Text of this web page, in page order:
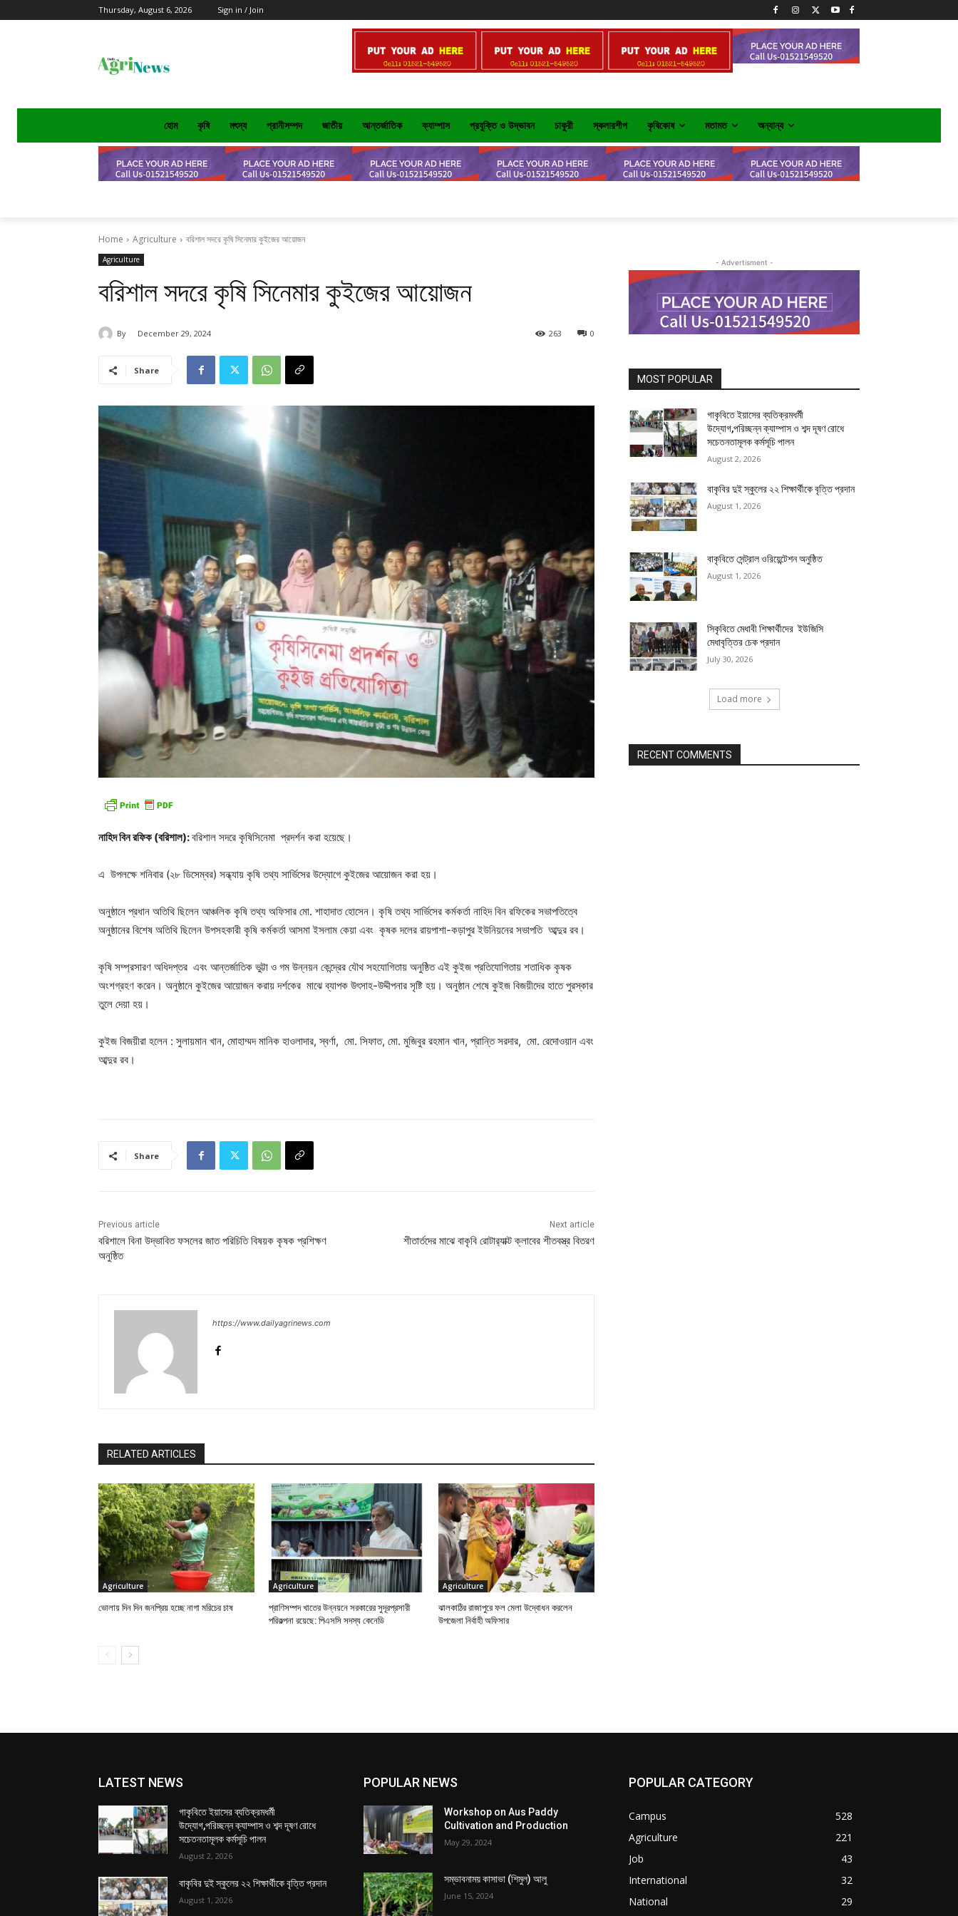
Thursday, August 6, 2026 Sign in / Join
হোম কৃষি মৎস্য প্রানীসম্পদ জাতীয় আন্তর্জাতিক ক্যাম্পাস প্রযুক্তি ও উদ্ভাবন চাকুরী স্কলারশীপ কৃষিকোষ মতামত অন্যান্য
Home Agriculture বরিশাল সদরে কৃষি সিনেমার কুইজের আয়োজন
Agriculture
বরিশাল সদরে কৃষি সিনেমার কুইজের আয়োজন
By December 29, 2024 0
263
Share
নাহিদ বিন রফিক (বরিশাল):বরিশাল সদরে কৃষিসিনেমা প্রদর্শন করা হয়েছে।
এ উপলক্ষে শনিবার (২৮ ডিসেম্বর) সন্ধ্যায় কৃষি তথ্য সার্ভিসের উদ্যোগে কুইজের আয়োজন করা হয়।
অনুষ্ঠানে প্রধান অতিথি ছিলেন আঞ্চলিক কৃষি তথ্য অফিসার মো. শাহাদাত হোসেন। কৃষি তথ্য সার্ভিসের কর্মকর্তা নাহিদ বিন রফিকের সভাপতিত্বে
অনুষ্ঠানের বিশেষ অতিথি ছিলেন উপসহকারী কৃষি কর্মকর্তা আসমা ইসলাম কেয়া এবং কৃষক দলের রায়পাশা-কড়াপুর ইউনিয়নের সভাপতি আব্দুর রব।
কৃষি সম্প্রসারণ অধিদপ্তর এবং আন্তর্জাতিক ভুট্টা ও গম উন্নয়ন কেন্দ্রের যৌথ সহযোগিতায় অনুষ্ঠিত এই কুইজ প্রতিযোগিতায় শতাধিক কৃষক
অংশগ্রহণ করেন। অনুষ্ঠানে কুইজের আয়োজন করায় দর্শকের মাঝে ব্যাপক উৎসাহ-উদ্দীপনার সৃষ্টি হয়। অনুষ্ঠান শেষে কুইজ বিজয়ীদের হাতে পুরস্কার
তুলে দেয়া হয়।
কুইজ বিজয়ীরা হলেন : সুলায়মান খান, মোহাম্মদ মানিক হাওলাদার, স্বর্ণা, মো. সিফাত, মো. মুজিবুর রহমান খান, প্রান্তি সরদার, মো. রেদোওয়ান এবং
আব্দুর রব।
Share
Previous article
বরিশালে বিনা উদ্ভাবিত ফসলের জাত পরিচিতি বিষয়ক কৃষক প্রশিক্ষণ
অনুষ্ঠিত
Next article
শীতার্তদের মাঝে বাকৃবি রোটার‍্যাক্ট ক্লাবের শীতবস্ত্র বিতরণ
https://www.dailyagrinews.com
RELATED ARTICLES
Agriculture
ভোলায় দিন দিন জনপ্রিয় হচ্ছে নাগা মরিচের চাষ
Agriculture
প্রাণিসম্পদ খাতের উন্নয়নে সরকারের সুদূরপ্রসারী
পরিকল্পনা রয়েছে: পিএসসি সদস্য কেনেডি
Agriculture
ঝালকাঠির রাজাপুরে ফল মেলা উদ্বোধন করলেন
উপজেলা নির্বাহী অফিসার
- Advertisment -
MOST POPULAR
গাকৃবিতে ইয়াসের ব্যতিক্রমধর্মী
উদ্যোগ,পরিচ্ছন্ন ক্যাম্পাস ও শব্দ দূষণ রোধে
সচেতনতামূলক কর্মসূচি পালন
August 2, 2026
বাকৃবির দুই স্কুলের ২২ শিক্ষার্থীকে বৃত্তি প্রদান
August 1, 2026
বাকৃবিতে সেন্ট্রাল ওরিয়েন্টেশন অনুষ্ঠিত
August 1, 2026
সিকৃবিতে মেধাবী শিক্ষার্থীদের ইউজিসি
মেধাবৃত্তির চেক প্রদান
July 30, 2026
Load more
RECENT COMMENTS
LATEST NEWS
গাকৃবিতে ইয়াসের ব্যতিক্রমধর্মী
উদ্যোগ,পরিচ্ছন্ন ক্যাম্পাস ও শব্দ দূষণ রোধে
সচেতনতামূলক কর্মসূচি পালন
August 2, 2026
বাকৃবির দুই স্কুলের ২২ শিক্ষার্থীকে বৃত্তি প্রদান
August 1, 2026
POPULAR NEWS
Workshop on Aus Paddy
Cultivation and Production
May 29, 2024
সম্ভাবনাময় কাসাভা (শিমুল) আলু
June 15, 2024
POPULAR CATEGORY
Campus
528
Agriculture
221
Job
43
International
32
National
29